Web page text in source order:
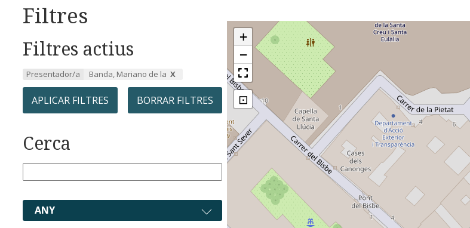
Filtres
Filtres actius
Presentador/a Banda, Mariano de la
APLICAR FILTRES BORRAR FILTRES
Cerca
ANY
+
−
⊡